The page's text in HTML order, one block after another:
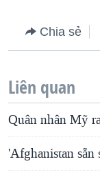
Chia sẻ
Liên quan
Quân nhân Mỹ
'Afghanistan sẵn